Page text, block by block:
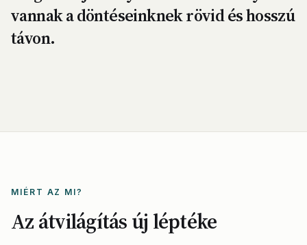
vannak a döntéseinknek rövid és hosszú
távon.
MIÉRT AZ MI?
Az átvilágítás új léptéke